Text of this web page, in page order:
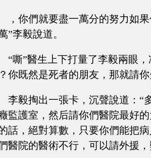
，你們就要盡一萬分的努力如
”李毅說道。
“嘶”醫生上下打量了李毅兩眼
你既然是死者的朋友，那就請
李毅掏出一張卡，沉聲說道：“
監護室，然后請你們醫院最好
話，絕對算數，只要你們能把
醫院的醫術不行，可以請外援